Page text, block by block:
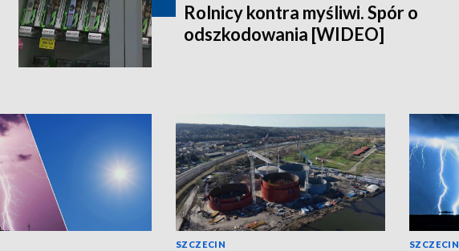
Rolnicy kontra myśliwi. Spór o
odszkodowania [WIDEO]
SZCZECIN SZCZECIN